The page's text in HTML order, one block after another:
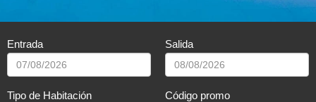
Entrada Salida
Tipo de Habitación Código promo